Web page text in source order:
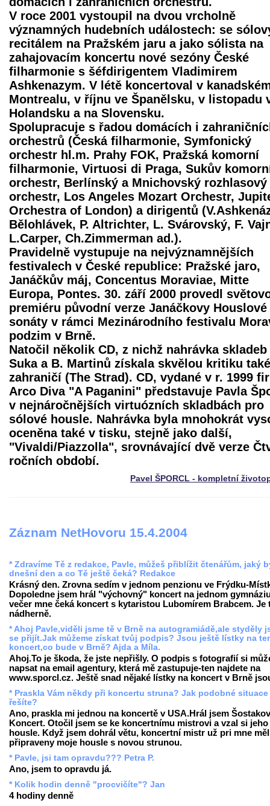
V roce 2001 vystoupil na dvou vrcholně
významných hudebních událostech: se
recitálem na Pražském jaru a jako sólista na
zahajovacím koncertu nové sezóny České
filharmonie s šéfdirigentem Vladimirem
Ashkenazym. V létě koncertoval v
Montrealu, v říjnu ve Španělsku, v listopadu
Holandsku a na Slovensku.
Spolupracuje s řadou domácích i
orchestrů (Česká filharmonie, Symfonický
orchestr hl.m. Prahy FOK, Pražská komorní
filharmonie, Virtuosi di Praga, Sukův
orchestr, Berlínský a Mnichovský rozhlasový
orchestr, Los Angeles Mozart Orchestr,
Orchestra of London) a dirigentů
Bělohlávek, P. Altrichter, L. Svárovský, F.
L.Carper, Ch.Zimmerman ad.).
Pravidelně vystupuje na nejvýznamnějších
festivalech v České republice: Pražské jaro,
Janáčkův máj, Concentus Moraviae, Mitte
Europa, Pontes. 30. září 2000 provedl
premiéru původní verze Janáčkovy Houslové
sonáty v rámci Mezinárodního festivalu
podzim v Brně.
Natočil několik CD, z nichž nahrávka skladeb
Suka a B. Martinů získala skvělou kritiku
zahraničí (The Strad). CD, vydané v r. 1999
Arco Diva "A Paganini" představuje Pavla
v nejnáročnějších virtuózních skladbách pro
sólové housle. Nahrávka byla mnohokrát
oceněna také v tisku, stejně jako další,
"Vivaldi/Piazzolla", srovnávající dvě verze
ročních období.
Pavel ŠPORCL - kompletní
Záznam NetHovoru 15.4.2004
* Zdravíme Tě z redakce, Pavle, můžeš přiblížit čtenářům, jaký
dnešní den a co Tě ještě čeká? Redakce
Krásný den. Zrovna sedím v jednom penzionu ve Frýdku-
Dopoledne jsem hrál "výchovný" koncert na jednom
večer mne čeká koncert s kytaristou Lubomírem Brabcem. Je
nádherně.
* Ahoj Pavle,viděli jsme tě v Brně na autogramiádě,ale styděly
se přijít.Jak můžeme získat tvůj podpis? Jsou ještě lístky na
koncert,co bude v Brně? Ajda a Míla.
Ahoj.To je škoda, že jste nepřišly. O podpis s fotografií si
napsat na email agentury, která mě zastupuje-ten najdete na
www.sporcl.cz. Ještě snad nějaké lístky na koncert v Brně
* Praskla Vám někdy při koncertu struna? Jak podobné situace
řešíte?
Ano, praskla mi jednou na koncertě v USA.Hrál jsem
Koncert. Otočil jsem se ke koncertnímu mistrovi a vzal si jeho
housle. Když jsem dohrál větu, koncertní mistr už pri mne měl
připraveny moje housle s novou strunou.
* Pavle, jsi tam opravdu??? Petra P.
Ano, jsem to opravdu já.
* Kolik hodin denně "procvičíte"? Jan
4 hodiny denně